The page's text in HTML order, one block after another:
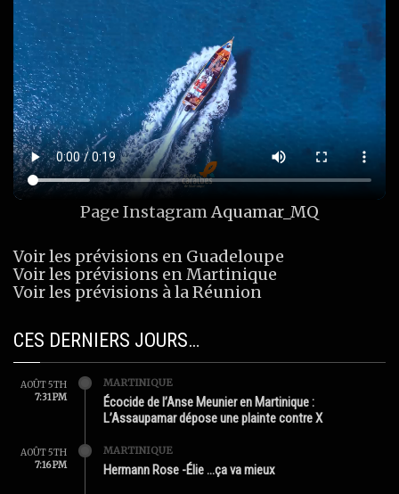
Page InstagramAquamar_MQ
Voir les prévisions en Guadeloupe
Voir les prévisions en Martinique
Voir les prévisions à la Réunion
CES DERNIERS JOURS…
AOÛT 5TH
7:31 PM
MARTINIQUE
Écocide de l’Anse Meunier en Martinique :
L’Assaupamar dépose une plainte contre X
AOÛT 5TH
7:16 PM
MARTINIQUE
Hermann Rose -Élie …ça va mieux